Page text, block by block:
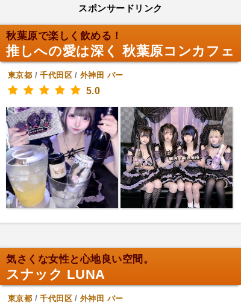
スポンサードリンク
秋葉原で楽しく飲める！
推しへの愛は深く 秋葉原コンカフェ
東京都 /千代田区/外神田 バー
5.0
気さくな女性と心地良い空間。
スナック LUNA
東京都 /千代田区/外神田 バー